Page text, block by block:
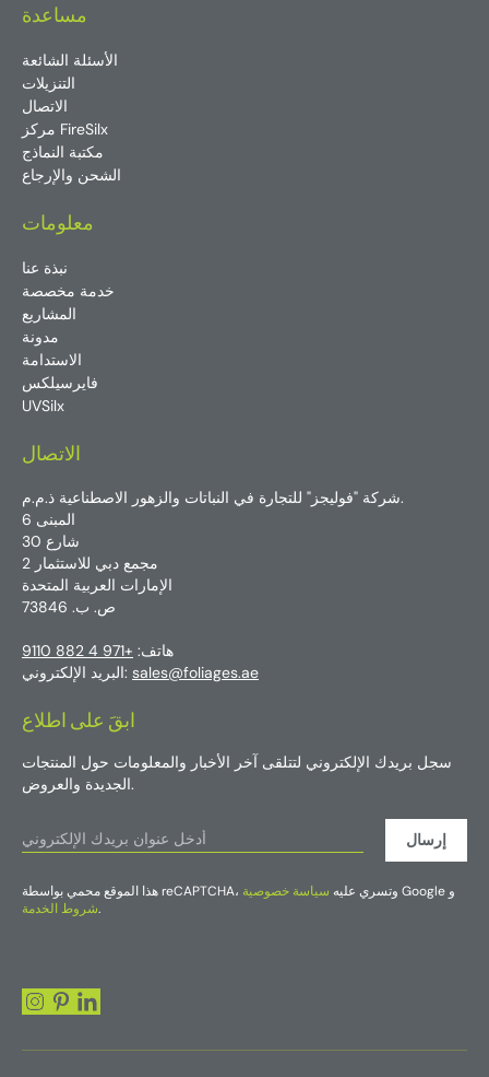
مساعدة
الأسئلة الشائعة
التنزيلات
الاتصال
مركز FireSilx
مكتبة النماذج
الشحن والإرجاع
معلومات
نبذة عنا
خدمة مخصصة
المشاريع
مدونة
الاستدامة
فايرسيلكس
UVSilx
الاتصال
شركة "فوليجز" للتجارة في النباتات والزهور الاصطناعية ذ.م.م.
المبنى 6
شارع 30
مجمع دبي للاستثمار 2
الإمارات العربية المتحدة
ص. ب. 73846
هاتف: +971 4 882 9110
البريد الإلكتروني: sales@foliages.ae
ابقَ على اطلاع
سجل بريدك الإلكتروني لتتلقى آخر الأخبار والمعلومات حول المنتجات
الجديدة والعروض.
إرسال
هذا الموقع محمي بواسطة reCAPTCHA، وتسري عليه سياسة خصوصية
Google و
شروط الخدمة.